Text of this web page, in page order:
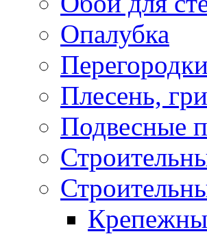
Опалубка
Перегородки
Плесень,
Подвесные